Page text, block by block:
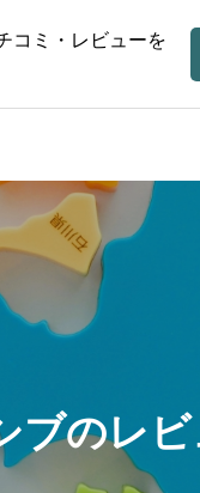
コミ・レビューを
ブのレ